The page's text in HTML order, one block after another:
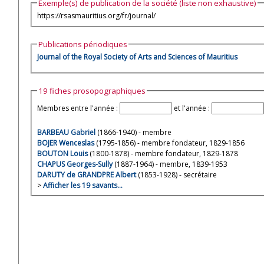
Exemple(s) de publication de la société (liste non exhaustive)
https://rsasmauritius.org/fr/journal/
Publications périodiques
Journal of the Royal Society of Arts and Sciences of Mauritius
19 fiches prosopographiques
Membres entre l'année : et l'année :
BARBEAU Gabriel (1866-1940) - membre
BOJER Wenceslas(1795-1856) - membre fondateur, 1829-1856
BOUTON Louis(1800-1878) - membre fondateur, 1829-1878
CHAPUS Georges-Sully(1887-1964) - membre, 1839-1953
DARUTY de GRANDPRE Albert(1853-1928) - secrétaire
>Afficher les 19 savants…